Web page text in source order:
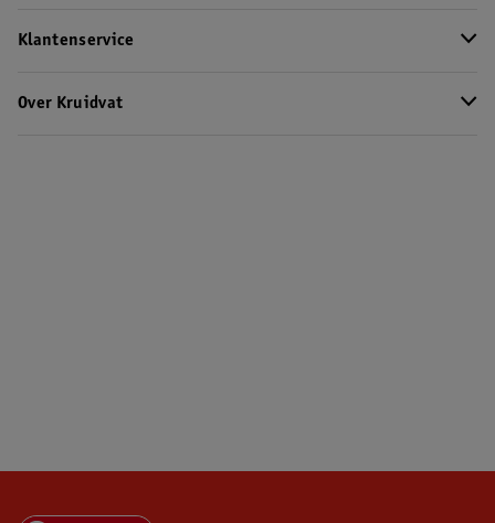
Klantenservice
Over Kruidvat